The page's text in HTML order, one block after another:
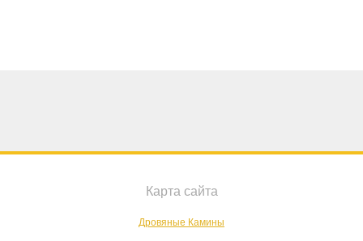
Карта сайта
Дровяные Камины